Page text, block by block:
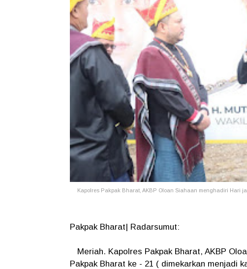
Kapolres Pakpak Bharat, AKBP Oloan Siahaan menghadiri Hari
Pakpak Bharat| Radarsumut:
Meriah. Kapolres Pakpak Bharat, AKBP
Pakpak Bharat ke - 21 ( dimekarkan menjadi